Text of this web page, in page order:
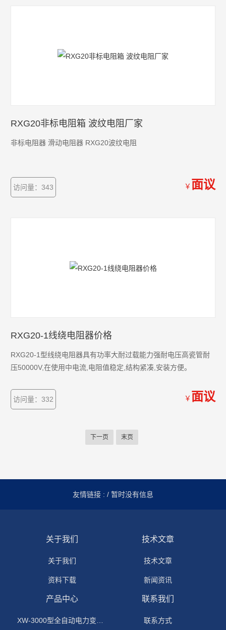
RXG20非标电阻箱 波纹电阻厂家
非标电阻器 滑动电阻器 RXG20波纹电阻
访问量：343 ￥ 面议
RXG20-1线绕电阻器价格
RXG20-1型线绕电阻器具有功率大耐过载能力强耐电压高瓷管耐
压50000V,在使用中电流,电阻值稳定,结构紧凑,安装方便。
访问量：332 ￥ 面议
下一页 末页
友情链接 : / 暂时没有信息
关于我们
关于我们
资料下载
技术文章
技术文章
新闻资讯
产品中心 联系我们
联系方式